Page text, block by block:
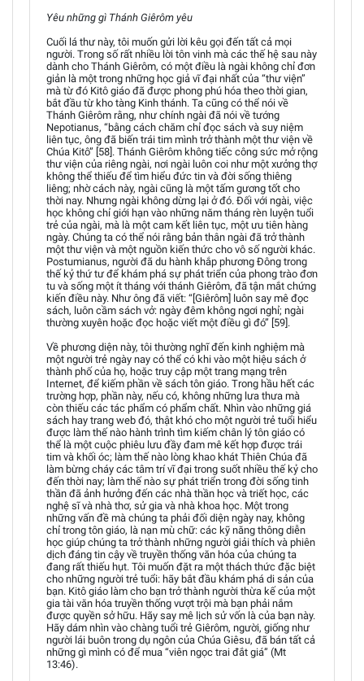
Yêu những gì Thánh Giêrôm yêu
Cuối lá thư này, tôi muốn gửi lời kêu gọi đến tất cả mọi
người. Trong số rất nhiều lời tôn vinh mà các thế hệ sau này
dành cho Thánh Giêrôm, có một điều là ngài không chỉ đơn
giản là một trong những học giả vĩ đại nhất của “thư viện”
mà từ đó Kitô giáo đã được phong phú hóa theo thời gian,
bắt đầu từ kho tàng Kinh thánh. Ta cũng có thể nói về
Thánh Giêrôm rằng, như chính ngài đã nói về tướng
Nepotianus, “bằng cách chăm chỉ đọc sách và suy niệm
liên tục, ông đã biến trái tim mình trở thành một thư viện về
Chúa Kitô” [58]. Thánh Giêrôm không tiếc công sức mở rộng
thư viện của riêng ngài, nơi ngài luôn coi như một xưởng thợ
không thể thiếu để tìm hiểu đức tin và đời sống thiêng
liêng; nhờ cách này, ngài cũng là một tấm gương tốt cho
thời nay. Nhưng ngài không dừng lại ở đó. Đối với ngài, việc
học không chỉ giới hạn vào những năm tháng rèn luyện tuổi
trẻ của ngài, mà là một cam kết liên tục, một ưu tiên hàng
ngày. Chúng ta có thể nói rằng bản thân ngài đã trở thành
một thư viện và một nguồn kiến thức cho vô số người khác.
Postumianus, người đã du hành khắp phương Đông trong
thế kỷ thứ tư để khám phá sự phát triển của phong trào đơn
tu và sống một ít tháng với thánh Giêrôm, đã tận mắt chứng
kiến điều này. Như ông đã viết: “[Giêrôm] luôn say mê đọc
sách, luôn cầm sách vở: ngày đêm không ngơi nghỉ; ngài
thường xuyên hoặc đọc hoặc viết một điều gì đó” [59].
Về phương diện này, tôi thường nghĩ đến kinh nghiệm mà
một người trẻ ngày nay có thể có khi vào một hiệu sách ở
thành phố của họ, hoặc truy cập một trang mạng trên
Internet, để kiếm phần về sách tôn giáo. Trong hầu hết các
trường hợp, phần này, nếu có, không những lưa thưa mà
còn thiếu các tác phẩm có phẩm chất. Nhìn vào những giá
sách hay trang web đó, thật khó cho một người trẻ tuổi hiểu
được làm thế nào hành trình tìm kiếm chân lý tôn giáo có
thể là một cuộc phiêu lưu đầy đam mê kết hợp được trái
tim và khối óc; làm thế nào lòng khao khát Thiên Chúa đã
làm bừng cháy các tâm trí vĩ đại trong suốt nhiều thế kỷ cho
đến thời nay; làm thế nào sự phát triển trong đời sống tinh
thần đã ảnh hưởng đến các nhà thần học và triết học, các
nghệ sĩ và nhà thơ, sử gia và nhà khoa học. Một trong
những vấn đề mà chúng ta phải đối diện ngày nay, không
chỉ trong tôn giáo, là nạn mù chữ: các kỹ năng thông diễn
học giúp chúng ta trở thành những người giải thích và phiên
dịch đáng tin cậy về truyền thống văn hóa của chúng ta
đang rất thiếu hụt. Tôi muốn đặt ra một thách thức đặc biệt
cho những người trẻ tuổi: hãy bắt đầu khám phá di sản của
bạn. Kitô giáo làm cho bạn trở thành người thừa kế của một
gia tài văn hóa truyền thống vượt trội mà bạn phải nắm
được quyền sở hữu. Hãy say mê lịch sử vốn là của bạn này.
Hãy dám nhìn vào chàng tuổi trẻ Giêrôm, người, giống như
người lái buôn trong dụ ngôn của Chúa Giêsu, đã bán tất cả
những gì mình có để mua “viên ngọc trai đắt giá” (Mt
13:46).